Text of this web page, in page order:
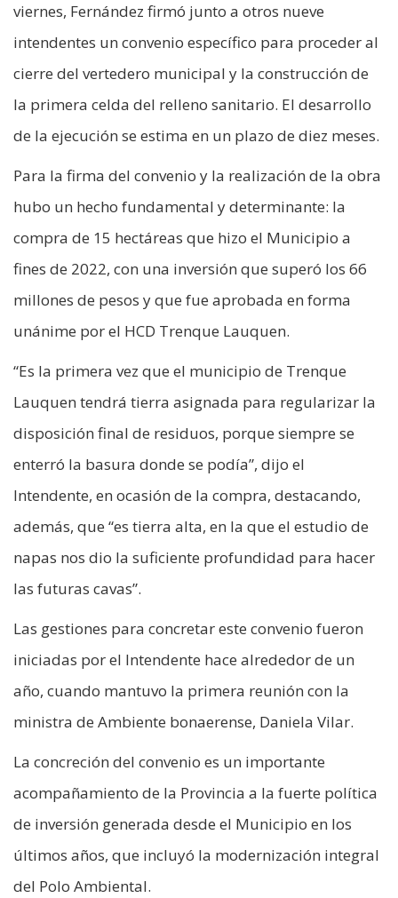
viernes, Fernández firmó junto a otros nueve
intendentes un convenio específico para proceder al
cierre del vertedero municipal y la construcción de
la primera celda del relleno sanitario. El desarrollo
de la ejecución se estima en un plazo de diez meses.
Para la firma del convenio y la realización de la obra
hubo un hecho fundamental y determinante: la
compra de 15 hectáreas que hizo el Municipio a
fines de 2022, con una inversión que superó los 66
millones de pesos y que fue aprobada en forma
unánime por el HCD Trenque Lauquen.
“Es la primera vez que el municipio de Trenque
Lauquen tendrá tierra asignada para regularizar la
disposición final de residuos, porque siempre se
enterró la basura donde se podía”, dijo el
Intendente, en ocasión de la compra, destacando,
además, que “es tierra alta, en la que el estudio de
napas nos dio la suficiente profundidad para hacer
las futuras cavas”.
Las gestiones para concretar este convenio fueron
iniciadas por el Intendente hace alrededor de un
año, cuando mantuvo la primera reunión con la
ministra de Ambiente bonaerense, Daniela Vilar.
La concreción del convenio es un importante
acompañamiento de la Provincia a la fuerte política
de inversión generada desde el Municipio en los
últimos años, que incluyó la modernización integral
del Polo Ambiental.